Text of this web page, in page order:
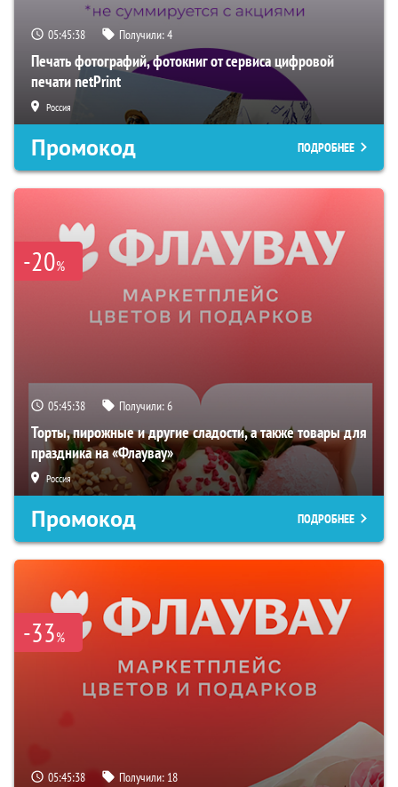
05:45:37 Получили:4
Печать фотографий, фотокниг от сервиса цифровой
печати netPrint
Россия
Промокод ПОДРОБНЕЕ
-20%
05:45:37 Получили:6
Торты, пирожные и другие сладости, а также товары для
праздника на «Флаувау»
Россия
Промокод ПОДРОБНЕЕ
-33%
05:45:37 Получили: 18